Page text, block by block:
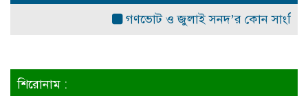
গণভোট ও জুলাই সনদ’র কোন সাংবিধানিক
শিরোনাম :